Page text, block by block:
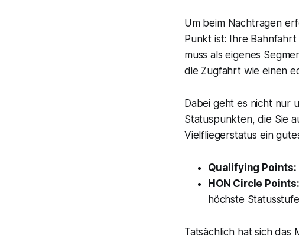
Um beim Nachtragen
Punkt ist: Ihre
muss als eigenes
die Zugfahrt wie einen
Dabei geht es nicht nur
Statuspunkten, die Sie
Vielfliegerstatus ein
Qualifying Points:
HON Circle Points:
höchste
Tatsächlich hat sich das